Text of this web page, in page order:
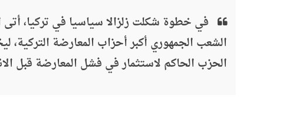
في خطوة شكلت زلزالا سياسيا في تركيا،
الشعب الجمهوري أكبر أحزاب المعارضة التركية،
الحزب الحاكم لاستثمار في فشل المعارضة قبل